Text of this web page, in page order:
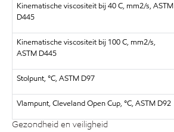
Kinematische viscositeit bij 40 C, mm2/s, ASTM
D445
Kinematische viscositeit bij 100 C, mm2/s,
ASTM D445
Stolpunt, °C, ASTM D97
Vlampunt, Cleveland Open Cup, °C, ASTM D92
Gezondheid en veiligheid